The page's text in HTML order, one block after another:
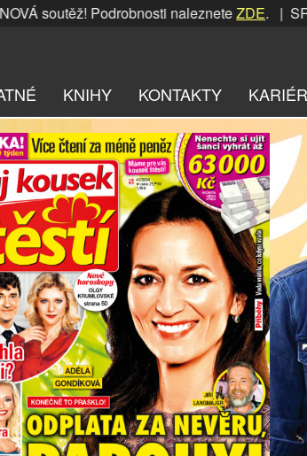
Podrobnosti nalezneteZDE. |
KNIHY KONTAKTY